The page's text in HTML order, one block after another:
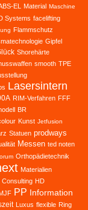
EL Material Maschine
Systems facelifting
Flammschutz
Gipfel
Shorehärte
smooth TPE
Lasersintern
RIM-Verfahren FFF
BR
Kunst Jetfusion
Statuen prodways
Messen ted noten
Orthopädietechnik
Materialien
Consulting HD
PP Information
Luxus flexible Ring